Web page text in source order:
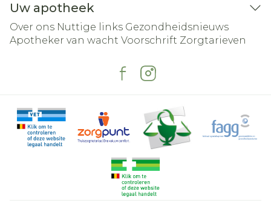
Uw apotheek
Over ons Nuttige links Gezondheidsnieuws
Apotheker van wacht Voorschrift Zorgtarieven